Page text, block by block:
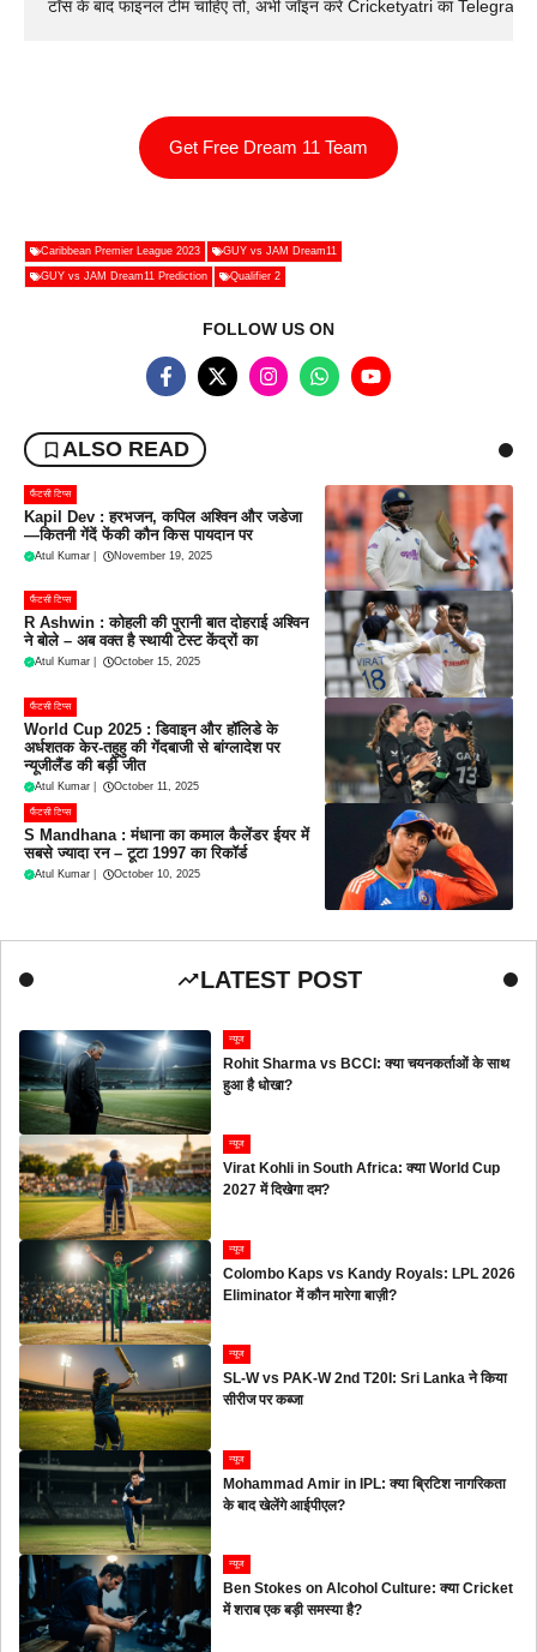
टॉस के बाद फाइनल टीम चाहिए तो, अभी जॉइन करे Cricketyatri का
Get Free Dream 11 Team
Caribbean Premier League 2023 GUY vs JAM Dream11
GUY vs JAM Dream11 Prediction Qualifier 2
FOLLOW US ON
ALSO READ
फैंटसी टिप्स
Kapil Dev : हरभजन, कपिल अश्विन और जडेजा
—कितनी गेंदें फेंकी कौन किस पायदान पर
Atul Kumar November 19, 2025
फैंटसी टिप्स
R Ashwin : कोहली की पुरानी बात दोहराई अश्विन
ने बोले – अब वक्त है स्थायी टेस्ट केंद्रों का
Atul Kumar October 15, 2025
फैंटसी टिप्स
World Cup 2025 : डिवाइन और हॉलिडे के
अर्धशतक केर-तहुहु की गेंदबाजी से बांग्लादेश पर
न्यूजीलैंड की बड़ी जीत
Atul Kumar October 11, 2025
फैंटसी टिप्स
S Mandhana : मंधाना का कमाल कैलेंडर ईयर में
सबसे ज्यादा रन – टूटा 1997 का रिकॉर्ड
Atul Kumar October 10, 2025
LATEST POST
न्यूज
Rohit Sharma vs BCCI: क्या चयनकर्ताओं के साथ
हुआ है धोखा?
न्यूज
Virat Kohli in South Africa: क्या World Cup
2027 में दिखेगा दम?
न्यूज
Colombo Kaps vs Kandy Royals: LPL 2026
Eliminator में कौन मारेगा बाज़ी?
न्यूज
SL-W vs PAK-W 2nd T20I: Sri Lanka ने किया
सीरीज पर कब्जा
न्यूज
Mohammad Amir in IPL: क्या ब्रिटिश नागरिकता
के बाद खेलेंगे आईपीएल?
न्यूज
Ben Stokes on Alcohol Culture: क्या Cricket
में शराब एक बड़ी समस्या है?